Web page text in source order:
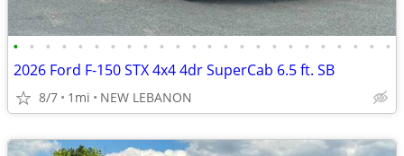
• • • • • • • • • • • • • • • • • • • • • • • •
2026 Ford F-150 STX 4x4 4dr SuperCab 6.5 ft. SB
8/7 1mi NEW LEBANON